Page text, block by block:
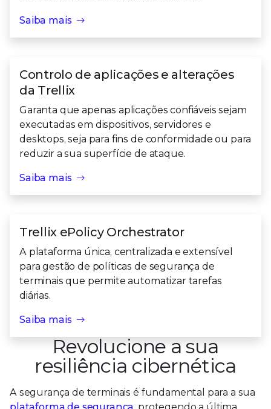
Saiba mais
Controlo de aplicações e alterações
da Trellix
Garanta que apenas aplicações confiáveis sejam
executadas em dispositivos, servidores e
desktops, seja para fins de conformidade ou para
reduzir a sua superfície de ataque.
Saiba mais
Trellix ePolicy Orchestrator
A plataforma única, centralizada e extensível
para gestão de políticas de segurança de
terminais que permite automatizar tarefas
diárias.
Saiba mais
Revolucione a sua
resiliência cibernética
A segurança de terminais é fundamental para a sua